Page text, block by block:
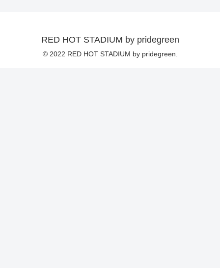
RED HOT STADIUM by pridegreen
© 2022 RED HOT STADIUM by pridegreen.